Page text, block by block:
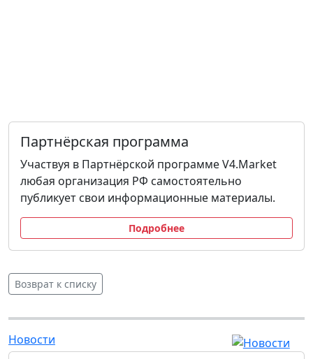
Партнёрская программа
Участвуя в Партнёрской программе V4.Market
любая организация РФ самостоятельно
публикует свои информационные материалы.
Подробнее
Возврат к списку
Новости